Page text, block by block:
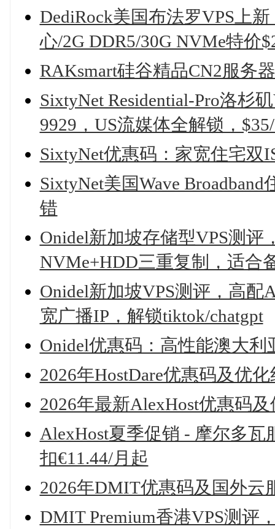
DediRock美国布法罗VPS上
心/2G DDR5/30G NVMe特价
RAKsmart硅谷精品CN2服务
SixtyNet Residential-Pro洛杉
9929，US流媒体全解锁，
SixtyNet优惠码：家宽住宅双
SixtyNet美国Wave
错
Onidel新加坡存储型VPS测评
NVMe+HDD三重复制，适合
Onidel新加坡VPS测评，高配
宽广播IP，解锁tiktok/chatgpt
Onidel优惠码：高性能澳大
2026年HostDare优惠码及优
2026年最新AlexHost优惠码
AlexHost夏季促销 - 摩尔多瓦
扣€11.44/月起
2026年DMIT优惠码及国外云
DMIT Premium香港VPS测评